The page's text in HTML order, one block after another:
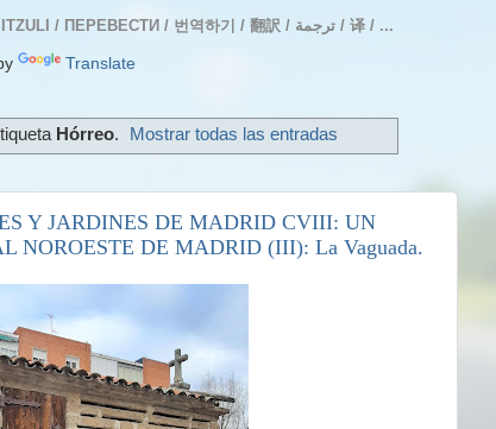
TRANSLATE / TRADUIRE / ÜBERSETZEN / ITZULI / ПЕРЕВЕСТИ / 번역하기 / 翻訳 / ترجمة / 译 / ...
Translate
Hórreo. Mostrar todas las entradas
Y JARDINES DE MADRID CVIII: UN
NOROESTE DE MADRID (III): La Vaguada.